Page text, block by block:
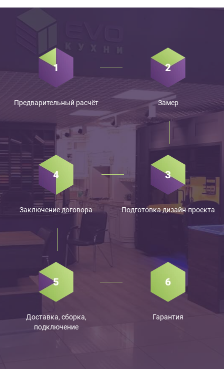
Предварительный расчёт Замер
Подготовка дизайн-проекта
Заключение договора
Доставка, сборка,
подключение
Гарантия